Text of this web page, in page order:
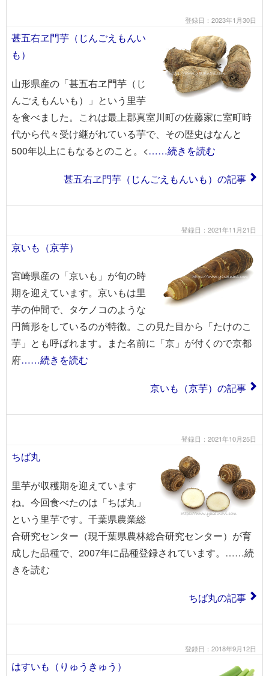
登録日：2023年1月30日
甚五右ヱ門芋（じんごえもんい
も）
山形県産の「甚五右ヱ門芋（じ
んごえもんいも）」という里芋
を食べました。これは最上郡真室川町の佐藤家に室町時
代から代々受け継がれている芋で、その歴史はなんと
500年以上にもなるとのこと。<……続きを読む
甚五右ヱ門芋（じんごえもんいも）の記事
登録日：2021年11月21日
京いも（京芋）
宮崎県産の「京いも」が旬の時
期を迎えています。京いもは里
芋の仲間で、タケノコのような
円筒形をしているのが特徴。この見た目から「たけのこ
芋」とも呼ばれます。また名前に「京」が付くので京都
府……続きを読む
京いも（京芋）の記事
登録日：2021年10月25日
ちば丸
里芋が収穫期を迎えています
ね。今回食べたのは「ちば丸」
という里芋です。千葉県農業総
合研究センター（現千葉県農林総合研究センター）が育
成した品種で、2007年に品種登録されています。……続
きを読む
ちば丸の記事
登録日：2018年9月12日
はすいも（りゅうきゅう）